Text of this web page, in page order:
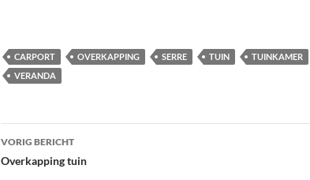
CARPORT OVERKAPPING SERRE TUIN
TUINKAMER
VERANDA
Bericht
navigatie
VORIG BERICHT
Overkapping tuin